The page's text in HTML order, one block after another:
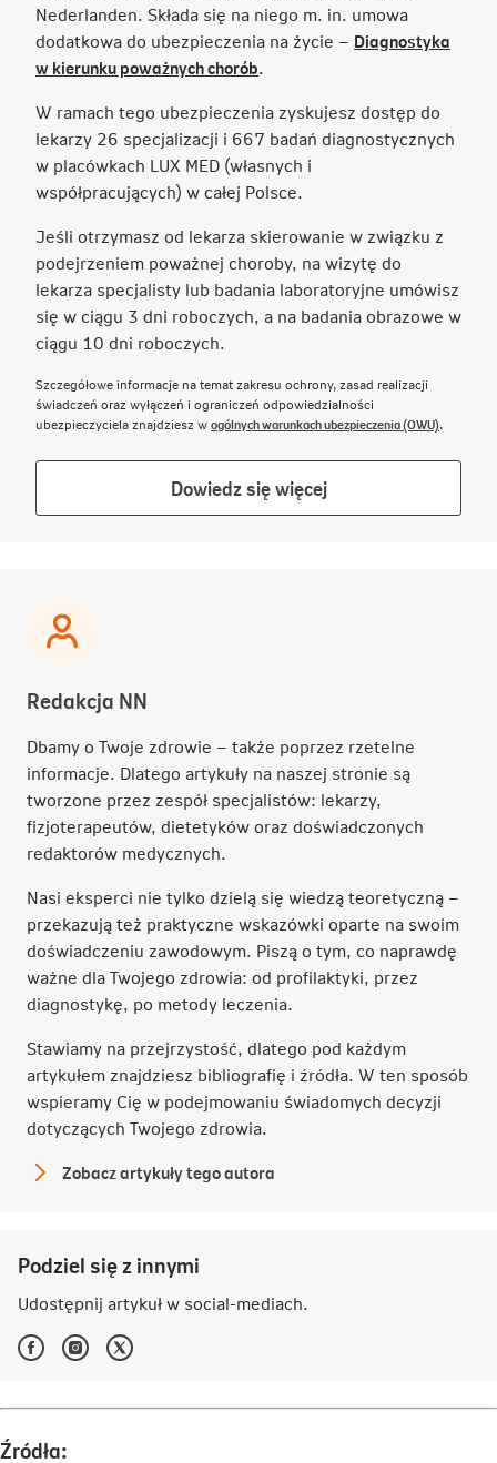
Nederlanden. Składa się na niego m. in. umowa
dodatkowa do ubezpieczenia na życie – Diagnostyka
w kierunku poważnych chorób
się
w
nowej
karcie
.
W ramach tego ubezpieczenia zyskujesz dostęp do
lekarzy 26 specjalizacji i 667 badań diagnostycznych
w placówkach LUX MED (własnych i
współpracujących) w całej Polsce.
Jeśli otrzymasz od lekarza skierowanie w związku z
podejrzeniem poważnej choroby, na wizytę do
lekarza specjalisty lub badania laboratoryjne umówisz
się w ciągu 3 dni roboczych, a na badania obrazowe w
ciągu 10 dni roboczych.
Szczegółowe informacje na temat zakresu ochrony, zasad realizacji
świadczeń oraz wyłączeń i ograniczeń odpowiedzialności
ubezpieczyciela znajdziesz wogólnych warunkach ubezpieczenia (OWU).
Dowiedz się więcejLink
otwiera
Redakcja NN
Dbamy o Twoje zdrowie – także poprzez rzetelne
informacje. Dlatego artykuły na naszej stronie są
tworzone przez zespół specjalistów: lekarzy,
fizjoterapeutów, dietetyków oraz doświadczonych
redaktorów medycznych.
Nasi eksperci nie tylko dzielą się wiedzą teoretyczną –
przekazują też praktyczne wskazówki oparte na swoim
doświadczeniu zawodowym. Piszą o tym, co naprawdę
ważne dla Twojego zdrowia: od profilaktyki, przez
diagnostykę, po metody leczenia.
Stawiamy na przejrzystość, dlatego pod każdym
artykułem znajdziesz bibliografię i źródła. W ten sposób
wspieramy Cię w podejmowaniu świadomych decyzji
dotyczących Twojego zdrowia.
Redakcja
Zobacz artykuły tego autora
Podziel się z innymi
Udostępnij artykuł w social-mediach.
Facebook
-
się
nowej
Instagram
-
się
Twitter
-
się
Źródła: